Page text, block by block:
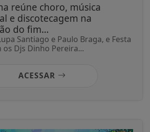
reúne choro, música
e discotecagem na
do fim...
Santiago e Paulo Braga, e Festa
Djs Dinho Pereira...
ACESSAR